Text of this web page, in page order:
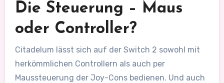
Die Steuerung – Maus
oder Controller?
Citadelum lässt sich auf der Switch 2 sowohl mit
herkömmlichen Controllern als auch per
Maussteuerung der Joy-Cons bedienen. Und auch